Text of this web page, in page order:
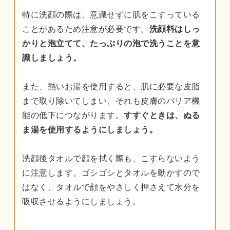
特に洗顔の際は、意識せずに肌をこすっている
ことがあるため注意が必要です。 洗顔料はしっ
かりと泡立てて、たっぷりの泡で洗うことを意
識しましょう。
また、熱いお湯を使用すると、肌に必要な皮脂
まで取り除いてしまい、それも皮膚のバリア機
能の低下につながります。 すすぐときは、ぬる
ま湯を使用するようにしましょう。
洗顔後タオルで顔を拭く際も、こすらないよう
に注意します。ゴシゴシとタオルを動かすので
はなく、タオルで顔をやさしく押さえて水分を
吸収させるようにしましょう。